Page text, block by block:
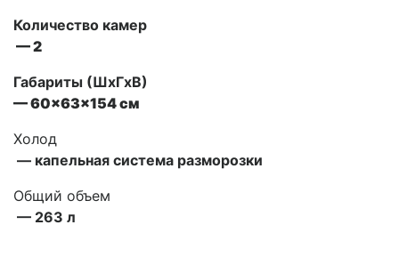
Количество камер
— 2
Габариты (ШxГxВ)
— 60x63x154 см
Холод
— капельная система разморозки
Общий объем
— 263 л